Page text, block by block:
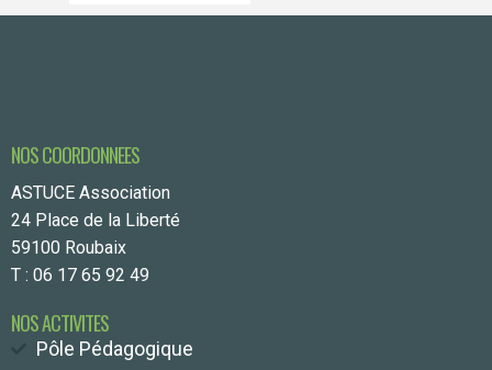
NOS COORDONNEES
ASTUCE Association
24 Place de la Liberté
59100 Roubaix
T : 06 17 65 92 49
NOS ACTIVITES
Pôle Pédagogique